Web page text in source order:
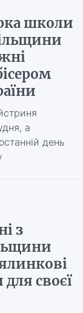
школи
а
день
з
своєї